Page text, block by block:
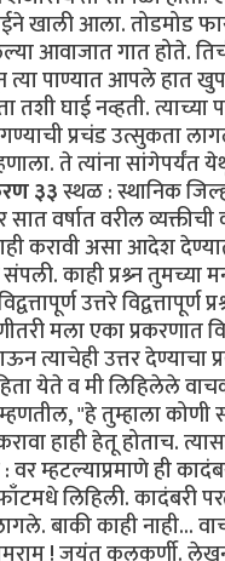
खाली आला. तोडमोड
आवाजात गात होते.
पाण्यात आपले हात
घाई नव्हती. त्याच्या
प्रचंड उत्सुकता
ते त्यांना
३३स्थळ : स्थानिक
सात वर्षात वरील
करावी असा आदेश
काही प्रश्र्न तुमच्या
उत्तरे विद्वत्तापूर्ण
मला एका प्रकरणात
उत्तर देण्याचा
येते व मी लिहिलेले
"हे तुम्हाला कोणी
हाही हेतू होताच.
म्हटल्याप्रमाणे ही
लिहिली. कादंबरी
बाकी काही नाही...